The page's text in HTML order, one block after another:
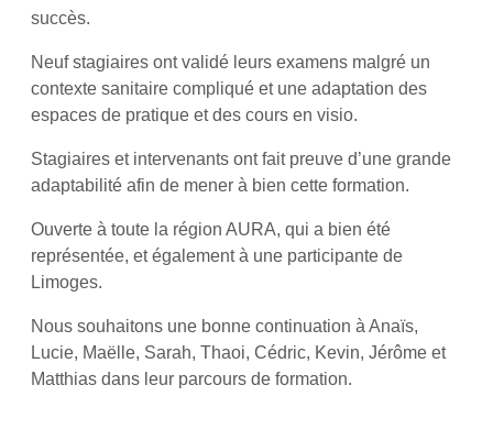
succès.
Neuf stagiaires ont validé leurs examens malgré un
contexte sanitaire compliqué et une adaptation des
espaces de pratique et des cours en visio.
Stagiaires et intervenants ont fait preuve d’une grande
adaptabilité afin de mener à bien cette formation.
Ouverte à toute la région AURA, qui a bien été
représentée, et également à une participante de
Limoges.
Nous souhaitons une bonne continuation à Anaïs,
Lucie, Maëlle, Sarah, Thaoi, Cédric, Kevin, Jérôme et
Matthias dans leur parcours de formation.